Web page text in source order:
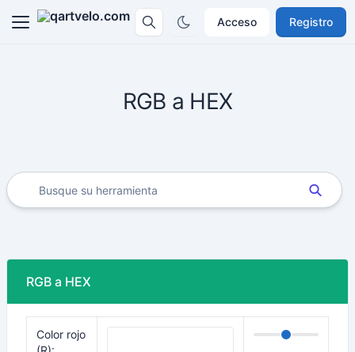
Acceso Registro
RGB a HEX
RGB a HEX
Color rojo